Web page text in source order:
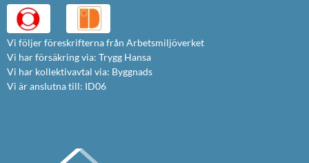
Vi följer föreskrifterna från Arbetsmiljöverket
Vi har försäkring via: Trygg Hansa
Vi har kollektivavtal via: Byggnads
Vi är anslutna till: ID06